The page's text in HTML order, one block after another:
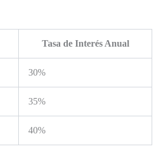
Tasa de Interés Anual
30%
35%
40%